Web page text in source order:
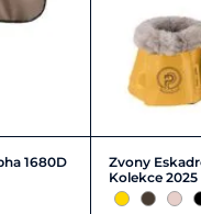
1680D
Zvony
Kolekce 2025